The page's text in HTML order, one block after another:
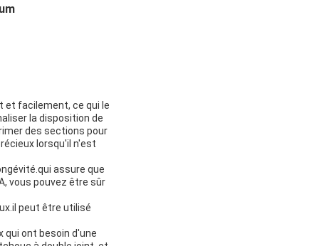
et facilement, ce qui le
la disposition de
des sections pour
lorsqu'il n'est
assure que
vous pouvez être sûr
peut être utilisé
qui ont besoin d'une